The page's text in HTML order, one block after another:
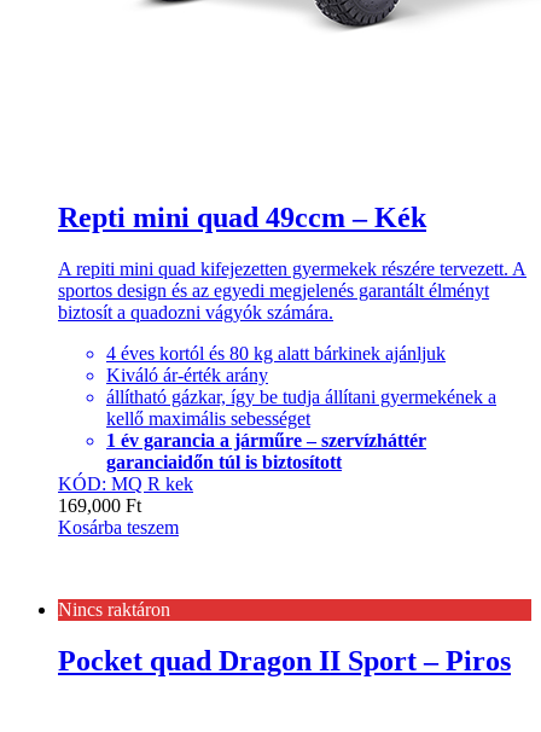
Repti mini quad 49ccm – Kék
A repiti mini quad kifejezetten gyermekek részére tervezett. A
sportos design és az egyedi megjelenés garantált élményt
biztosít a quadozni vágyók számára.
4 éves kortól és 80 kg alatt bárkinek ajánljuk
Kiváló ár-érték arány
állítható gázkar, így be tudja állítani gyermekének a
kellő maximális sebességet
1 év garancia a járműre – szervízháttér
garanciaidőn túl is biztosított
KÓD: MQ R kek
169,000 Ft
Kosárba teszem
Nincs raktáron
Pocket quad Dragon II Sport – Piros